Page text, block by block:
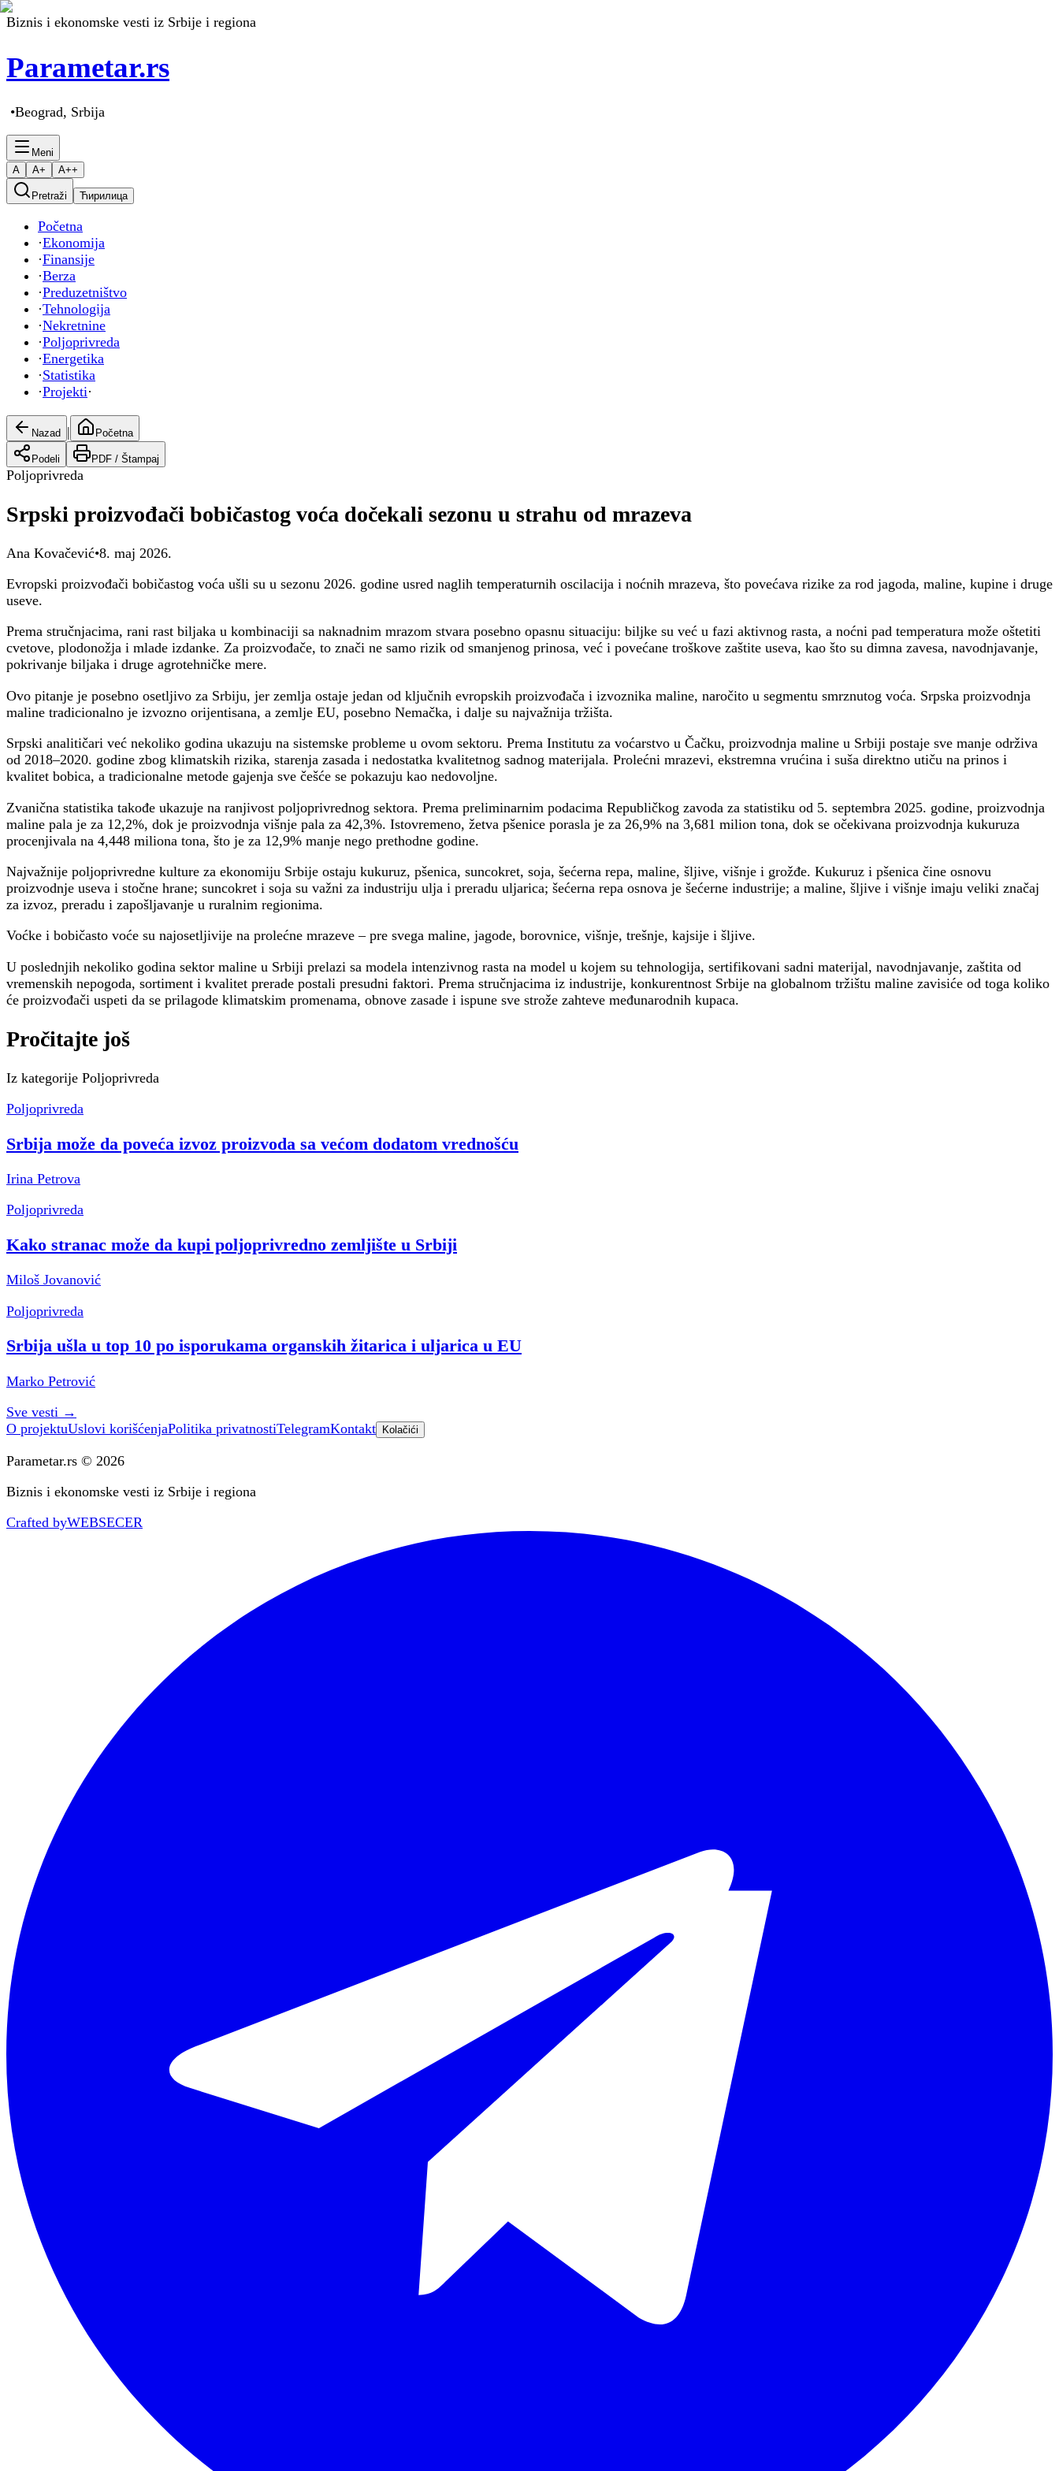
Biznis i ekonomske vesti iz Srbije i regiona
Parametar.rs
•Beograd, Srbija
Meni
A
A+ A++
Pretraži Ћирилица
Početna
·Ekonomija
·Finansije
·Berza
·Preduzetništvo
·Tehnologija
·Nekretnine
·Poljoprivreda
·Energetika
·Statistika
·Projekti·
Nazad | Početna
Podeli PDF / Štampaj
Poljoprivreda
Srpski proizvođači bobičastog voća dočekali sezonu u strahu od mrazeva
Ana Kovačević•8. maj 2026.
Evropski proizvođači bobičastog voća ušli su u sezonu 2026. godine usred naglih temperaturnih oscilacija i noćnih mrazeva, što povećava rizike za rod jagoda, maline, kupine i druge
useve.
Prema stručnjacima, rani rast biljaka u kombinaciji sa naknadnim mrazom stvara posebno opasnu situaciju: biljke su već u fazi aktivnog rasta, a noćni pad temperatura može oštetiti
cvetove, plodonožja i mlade izdanke. Za proizvođače, to znači ne samo rizik od smanjenog prinosa, već i povećane troškove zaštite useva, kao što su dimna zavesa, navodnjavanje,
pokrivanje biljaka i druge agrotehničke mere.
Ovo pitanje je posebno osetljivo za Srbiju, jer zemlja ostaje jedan od ključnih evropskih proizvođača i izvoznika maline, naročito u segmentu smrznutog voća. Srpska proizvodnja
maline tradicionalno je izvozno orijentisana, a zemlje EU, posebno Nemačka, i dalje su najvažnija tržišta.
Srpski analitičari već nekoliko godina ukazuju na sistemske probleme u ovom sektoru. Prema Institutu za voćarstvo u Čačku, proizvodnja maline u Srbiji postaje sve manje održiva
od 2018–2020. godine zbog klimatskih rizika, starenja zasada i nedostatka kvalitetnog sadnog materijala. Prolećni mrazevi, ekstremna vrućina i suša direktno utiču na prinos i
kvalitet bobica, a tradicionalne metode gajenja sve češće se pokazuju kao nedovoljne.
Zvanična statistika takođe ukazuje na ranjivost poljoprivrednog sektora. Prema preliminarnim podacima Republičkog zavoda za statistiku od 5. septembra 2025. godine, proizvodnja
maline pala je za 12,2%, dok je proizvodnja višnje pala za 42,3%. Istovremeno, žetva pšenice porasla je za 26,9% na 3,681 milion tona, dok se očekivana proizvodnja kukuruza
procenjivala na 4,448 miliona tona, što je za 12,9% manje nego prethodne godine.
Najvažnije poljoprivredne kulture za ekonomiju Srbije ostaju kukuruz, pšenica, suncokret, soja, šećerna repa, maline, šljive, višnje i grožđe. Kukuruz i pšenica čine osnovu
proizvodnje useva i stočne hrane; suncokret i soja su važni za industriju ulja i preradu uljarica; šećerna repa osnova je šećerne industrije; a maline, šljive i višnje imaju veliki značaj
za izvoz, preradu i zapošljavanje u ruralnim regionima.
Voćke i bobičasto voće su najosetljivije na prolećne mrazeve – pre svega maline, jagode, borovnice, višnje, trešnje, kajsije i šljive.
U poslednjih nekoliko godina sektor maline u Srbiji prelazi sa modela intenzivnog rasta na model u kojem su tehnologija, sertifikovani sadni materijal, navodnjavanje, zaštita od
vremenskih nepogoda, sortiment i kvalitet prerade postali presudni faktori. Prema stručnjacima iz industrije, konkurentnost Srbije na globalnom tržištu maline zavisiće od toga koliko
će proizvođači uspeti da se prilagode klimatskim promenama, obnove zasade i ispune sve strože zahteve međunarodnih kupaca.
Pročitajte još
Iz kategorije Poljoprivreda
Poljoprivreda
Srbija može da poveća izvoz proizvoda sa većom dodatom vrednošću
Irina Petrova
Poljoprivreda
Kako stranac može da kupi poljoprivredno zemljište u Srbiji
Miloš Jovanović
Poljoprivreda
Srbija ušla u top 10 po isporukama organskih žitarica i uljarica u EU
Marko Petrović
Sve vesti →
O projektuUslovi korišćenjaPolitika privatnostiTelegramKontakt Kolačići
Parametar.rs © 2026
Biznis i ekonomske vesti iz Srbije i regiona
Crafted byWEBSECER